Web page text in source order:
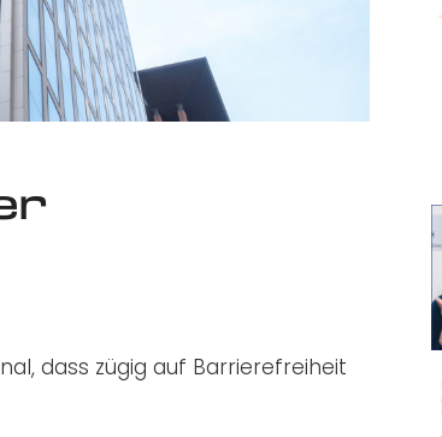
dass zügig auf Barrierefreiheit